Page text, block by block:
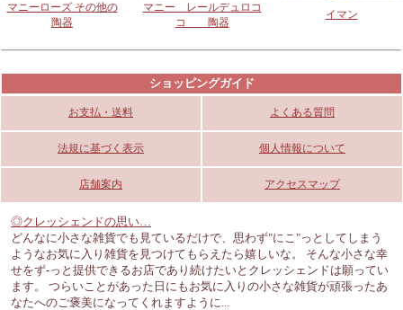
マニーローズ その他の
陶器
マニー レールデュロコ
コ 陶器
イマン
ショッピングガイド
お支払・送料 よくある質問
法規に基づく表示 個人情報について
店舗案内 アクセスマップ
◎クレッシェンドの思い…
どんなに小さな雑貨でも見ているだけで、思わず"にこ"っとしてしまう
ようなお気に入り雑貨を見つけてもらえたら嬉しいな。 そんな小さな幸
せをず-っと提供できるお店であり続けたいとクレッシェンドは願ってい
ます。 つらいことがあった日にもお気に入りの小さな雑貨が頑張ったあ
なたへのご褒美になってくれますように...